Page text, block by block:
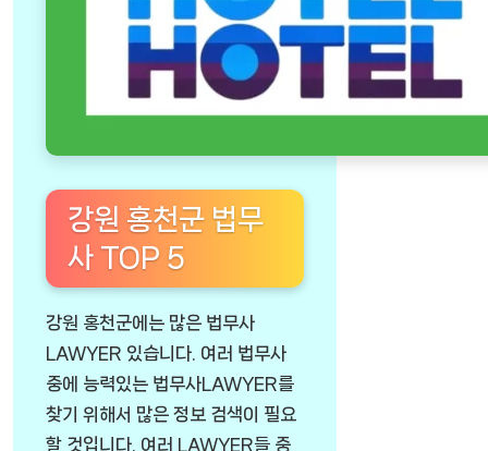
강원 홍천군 법무
사 TOP 5
강원 홍천군에는 많은 법무사
LAWYER 있습니다. 여러 법무사
중에 능력있는 법무사LAWYER를
찾기 위해서 많은 정보 검색이 필요
할 것입니다. 여러 LAWYER들 중